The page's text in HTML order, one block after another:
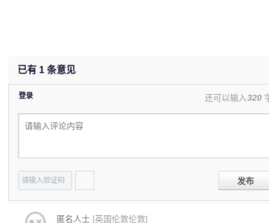
已有 1 条意见
登录 还可以输入320
发布
匿名人士 [英国伦敦伦敦]